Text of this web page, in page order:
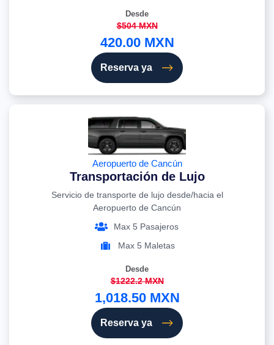
Desde
$504 MXN
420.00 MXN
Reserva ya
Aeropuerto de Cancún
Transportación de Lujo
Servicio de transporte de lujo desde/hacia el
Aeropuerto de Cancún
Max 5 Pasajeros
Max 5 Maletas
Desde
$1222.2 MXN
1,018.50 MXN
Reserva ya